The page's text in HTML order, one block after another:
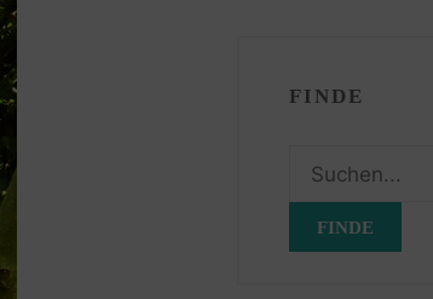
FINDE
Suchen
nach: